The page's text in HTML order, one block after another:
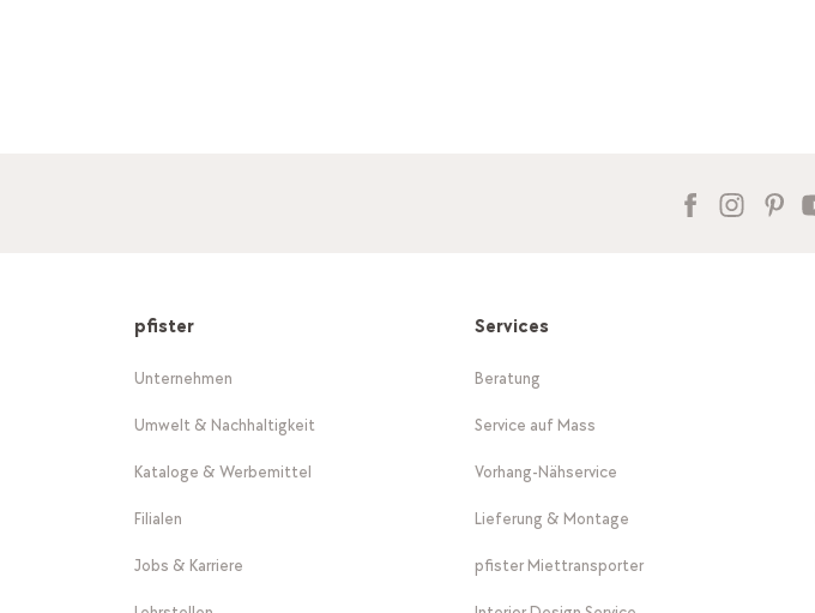
pfister
Unternehmen
Umwelt & Nachhaltigkeit
Kataloge & Werbemittel
Filialen
Jobs & Karriere
Services
Beratung
Service auf Mass
Vorhang-Nähservice
Lieferung & Montage
pfister Miettransporter